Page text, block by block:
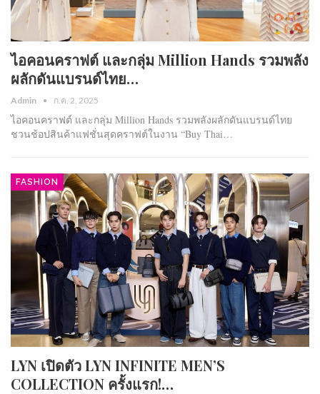
ไอคอนคราฟต์ และกลุ่ม Million Hands รวมพลัง
ผลักดันแบรนด์ไทย…
Admin ก.ค. 2, 2025
ไอคอนคราฟต์ และกลุ่ม Million Hands รวมพลังผลักดันแบรนด์ไทย
ชวนช้อปสินค้าแฟชั่นสุดคราฟต์ในงาน “Buy Thai…
FASHION
LYN เปิดตัว LYN INFINITE MEN’S
COLLECTION ครั้งแรก!…